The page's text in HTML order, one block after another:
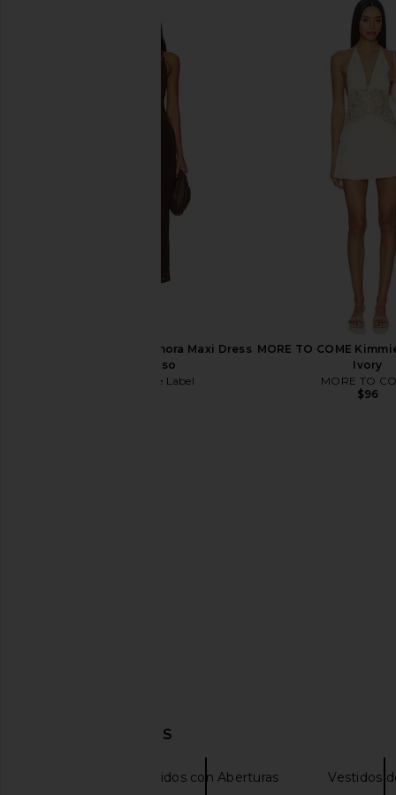
I.AM.GIA Simone Maxi Dress in
NBD Meena Maxi
Runaway The Label Enora Maxi Dress
in Espresso
Runaway The Label
MORE TO COME
Ivory
MORE TO
$96
DESCUBRIR MÁS
Vestidos con Aberturas Vestidos